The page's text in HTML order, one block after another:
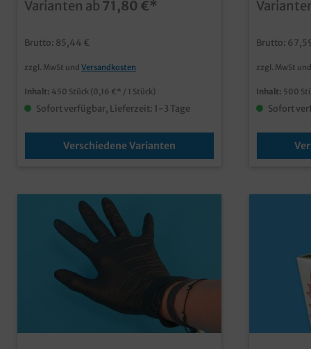
Snackbox aus Hartpapier für das Asia
lebensmittelechtideal für Nudeln,
eigenem Motiv bereits ab einer Auflage
Varianten ab 71,80 €*
Brutto: 85,44 €
zzgl. MwSt und Versandkosten
Inhalt: 450 Stück (0,16 €* / 1 Stück)
Sofort verfügbar, Lieferzeit: 1-3 Tage
Verschiedene Varianten
Konkurrenz ab.
Lebensmittelecht
bereits ab
Motiv
Brutto:
zzgl. MwSt und
Inhalt: 500
Sofort